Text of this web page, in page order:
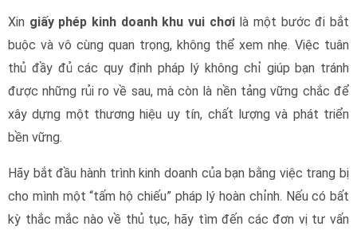
Xin giấy phép kinh doanh khu vui chơilà một bước đi bắt
buộc và vô cùng quan trọng, không thể xem nhẹ. Việc tuân
thủ đầy đủ các quy định pháp lý không chỉ giúp bạn tránh
được những rủi ro về sau, mà còn là nền tảng vững chắc để
xây dựng một thương hiệu uy tín, chất lượng và phát triển
bền vững.
Hãy bắt đầu hành trình kinh doanh của bạn bằng việc trang bị
cho mình một “tấm hộ chiếu” pháp lý hoàn chỉnh. Nếu có bất
kỳ thắc mắc nào về thủ tục, hãy tìm đến các đơn vị tư vấn